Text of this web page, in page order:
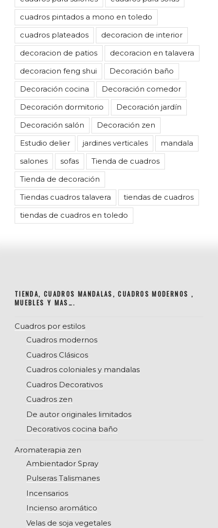
cuadros pintados a mono en toledo
cuadros plateados
decoracion de interior
decoracion de patios
decoracion en talavera
decoracion feng shui
Decoración baño
Decoración cocina
Decoración comedor
Decoración dormitorio
Decoración jardín
Decoración salón
Decoración zen
Estudio delier
jardines verticales
mandala
salones
sofas
Tienda de cuadros
Tienda de decoración
Tiendas cuadros talavera
tiendas de cuadros
tiendas de cuadros en toledo
TIENDA, CUADROS MANDALAS, CUADROS MODERNOS ,
MUEBLES Y MAS….
Cuadros por estilos
Cuadros modernos
Cuadros Clásicos
Cuadros coloniales y mandalas
Cuadros Decorativos
Cuadros zen
De autor originales limitados
Decorativos cocina baño
Aromaterapia zen
Ambientador Spray
Pulseras Talismanes
Incensarios
Incienso aromático
Velas de soja vegetales